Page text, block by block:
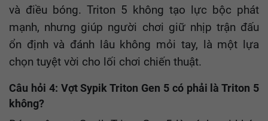
và điều bóng. Triton 5 không tạo lực bộc phát
mạnh, nhưng giúp người chơi giữ nhịp trận đấu
ổn định và đánh lâu không mỏi tay, là một lựa
chọn tuyệt vời cho lối chơi chiến thuật.
Câu hỏi 4: Vợt Sypik Triton Gen 5 có phải là Triton 5
không?